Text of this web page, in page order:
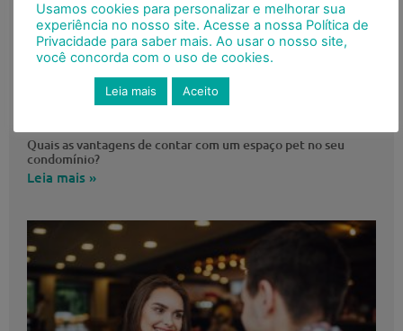
Quais as vantagens de contar com um espaço pet no seu
condomínio?
Leia mais »
Usamos cookies para personalizar e melhorar sua
experiência no nosso site. Acesse a nossa Política de
Privacidade para saber mais. Ao usar o nosso site,
você concorda com o uso de cookies.
Leia mais Aceito